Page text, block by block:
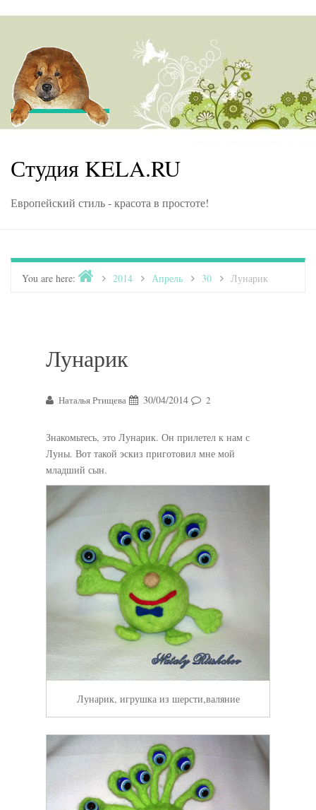
Студия KELA.RU
Европейский стиль - красота в простоте!
You are here: Home2014 Апрель 30 Лунарик
Лунарик
Наталья Ртищева 30/04/2014 2
Знакомьтесь, это Лунарик. Он прилетел к нам с
Луны. Вот такой эскиз приготовил мне мой
младший сын.
Лунарик, игрушка из шерсти,валяние